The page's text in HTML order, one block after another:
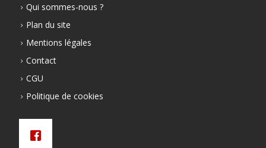
Qui sommes-nous ?
Plan du site
Mentions légales
Contact
CGU
Politique de cookies